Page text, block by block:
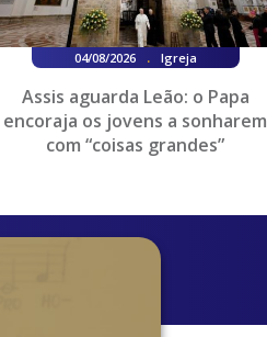
04/08/2026 . Igreja
Assis aguarda Leão: o Papa
encoraja os jovens a sonharem
com “coisas grandes”